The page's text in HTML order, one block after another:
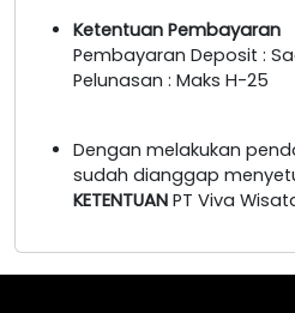
Ketentuan Pembayaran
Pembayaran Deposit :
Pelunasan : Maks H-25
Dengan melakukan
sudah dianggap
KETENTUAN PT Viva